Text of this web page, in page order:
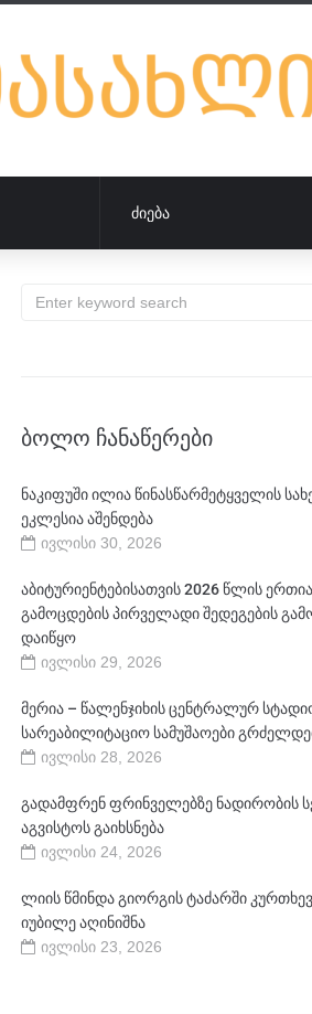
ᲑᲝᲚᲝ ᲩᲐᲜᲐᲬᲔᲠᲔᲑᲘ
ნაკიფუში ილია წინასწარმეტყველის
ეკლესია აშენდება
ივლისი 30, 2026
აბიტურიენტებისათვის 2026 წლის
გამოცდების პირველადი შედეგების
დაიწყო
ივლისი 29, 2026
მერია – წალენჯიხის ცენტრალურ
სარეაბილიტაციო სამუშაოები
ივლისი 28, 2026
გადამფრენ ფრინველებზე ნადირობის
აგვისტოს გაიხსნება
ივლისი 24, 2026
ლიის წმინდა გიორგის ტაძარში
იუბილე აღინიშნა
ივლისი 23, 2026